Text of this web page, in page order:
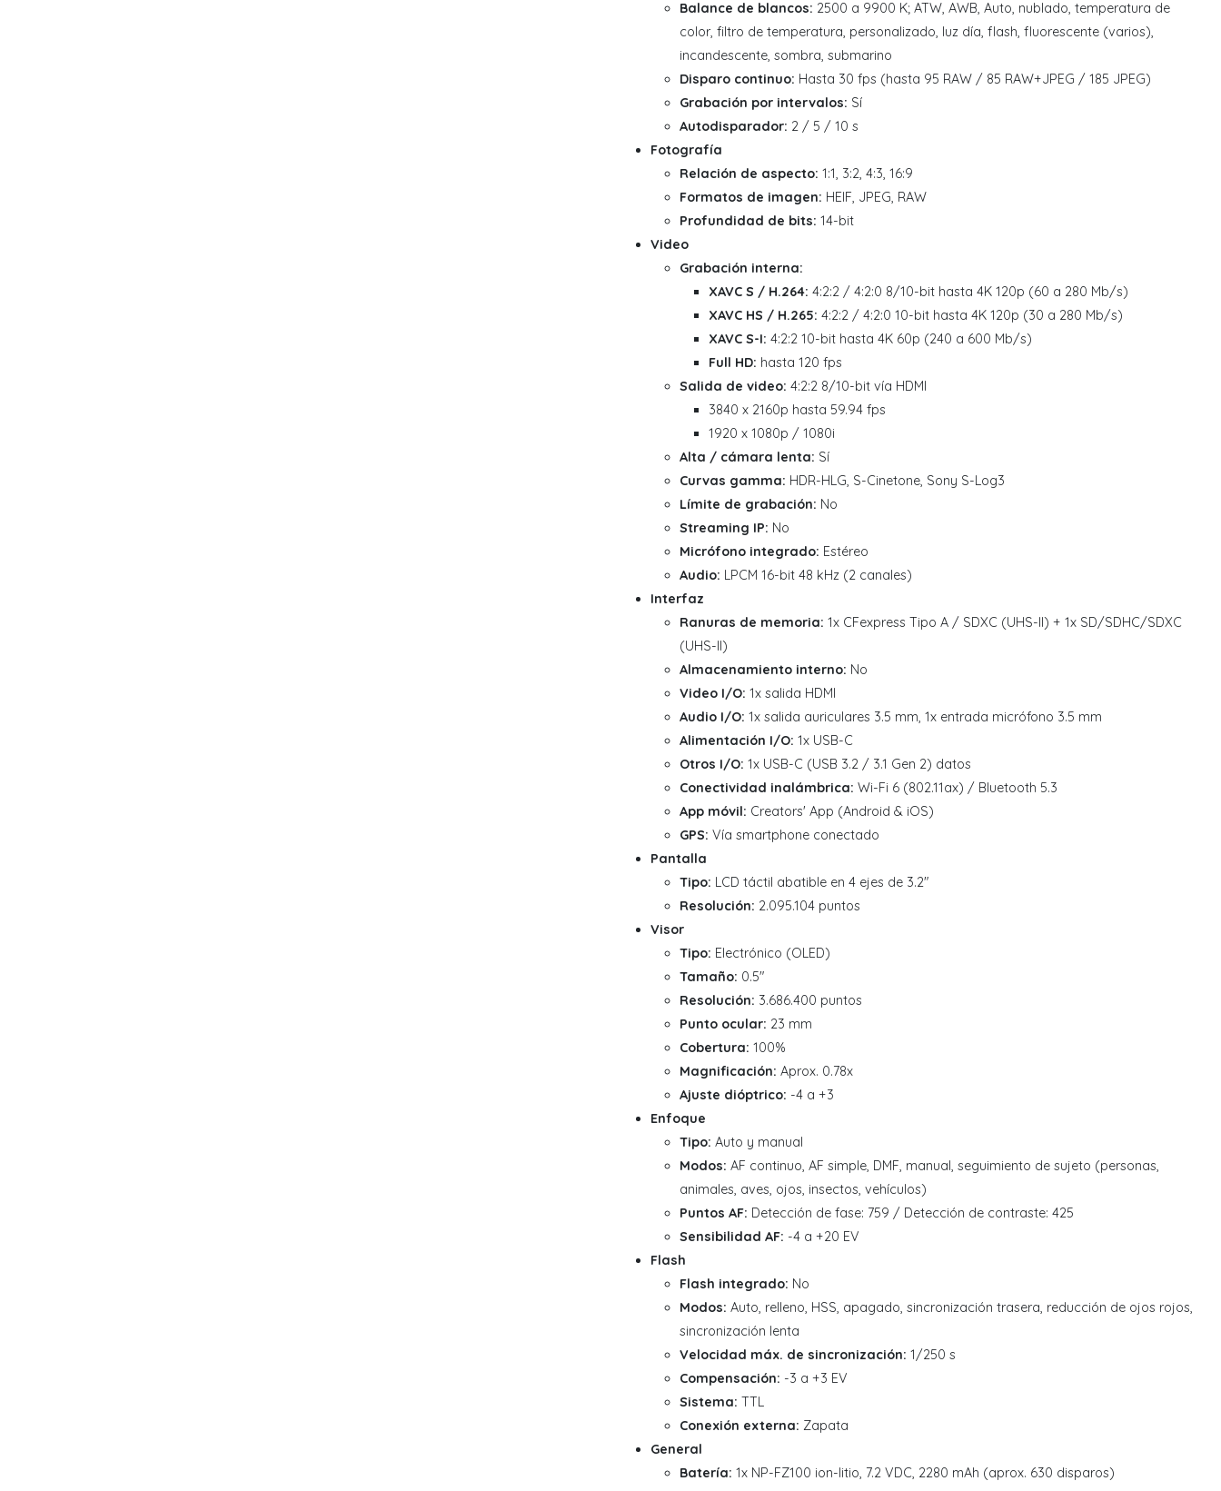
Balance de blancos: 2500 a 9900 K; ATW, AWB, Auto, nublado, temperatura de
color, filtro de temperatura, personalizado, luz día, flash, fluorescente (varios),
incandescente, sombra, submarino
Disparo continuo: Hasta 30 fps (hasta 95 RAW / 85 RAW+JPEG / 185 JPEG)
Grabación por intervalos: Sí
Autodisparador: 2 / 5 / 10 s
Fotografía
Relación de aspecto: 1:1, 3:2, 4:3, 16:9
Formatos de imagen: HEIF, JPEG, RAW
Profundidad de bits: 14-bit
Video
Grabación interna:
XAVC S / H.264: 4:2:2 / 4:2:0 8/10-bit hasta 4K 120p (60 a 280 Mb/s)
XAVC HS / H.265: 4:2:2 / 4:2:0 10-bit hasta 4K 120p (30 a 280 Mb/s)
XAVC S-I: 4:2:2 10-bit hasta 4K 60p (240 a 600 Mb/s)
Full HD: hasta 120 fps
Salida de video: 4:2:2 8/10-bit vía HDMI
3840 x 2160p hasta 59.94 fps
1920 x 1080p / 1080i
Alta / cámara lenta: Sí
Curvas gamma: HDR-HLG, S-Cinetone, Sony S-Log3
Límite de grabación: No
Streaming IP: No
Micrófono integrado: Estéreo
Audio: LPCM 16-bit 48 kHz (2 canales)
Interfaz
Ranuras de memoria: 1x CFexpress Tipo A / SDXC (UHS-II) + 1x SD/SDHC/SDXC
(UHS-II)
Almacenamiento interno: No
Video I/O: 1x salida HDMI
Audio I/O: 1x salida auriculares 3.5 mm, 1x entrada micrófono 3.5 mm
Alimentación I/O: 1x USB-C
Otros I/O: 1x USB-C (USB 3.2 / 3.1 Gen 2) datos
Conectividad inalámbrica: Wi-Fi 6 (802.11ax) / Bluetooth 5.3
App móvil: Creators' App (Android & iOS)
GPS: Vía smartphone conectado
Pantalla
Tipo: LCD táctil abatible en 4 ejes de 3.2"
Resolución: 2.095.104 puntos
Visor
Tipo: Electrónico (OLED)
Tamaño: 0.5"
Resolución: 3.686.400 puntos
Punto ocular: 23 mm
Cobertura: 100%
Magnificación: Aprox. 0.78x
Ajuste dióptrico: -4 a +3
Enfoque
Tipo: Auto y manual
Modos: AF continuo, AF simple, DMF, manual, seguimiento de sujeto (personas,
animales, aves, ojos, insectos, vehículos)
Puntos AF: Detección de fase: 759 / Detección de contraste: 425
Sensibilidad AF: -4 a +20 EV
Flash
Flash integrado: No
Modos: Auto, relleno, HSS, apagado, sincronización trasera, reducción de ojos rojos,
sincronización lenta
Velocidad máx. de sincronización: 1/250 s
Compensación: -3 a +3 EV
Sistema: TTL
Conexión externa: Zapata
General
Batería: 1x NP-FZ100 ion-litio, 7.2 VDC, 2280 mAh (aprox. 630 disparos)